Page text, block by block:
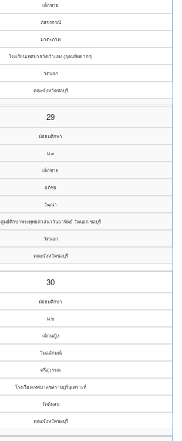
เด็กชาย
ภัสชรกรณ์
มาตะภาพ
โรงเรียนเทศบาลวัดกำแพง (อุดมพิทยากร)
วัดนอก
คณะจังหวัดชลบุรี
29
มัธยมศึกษา
ม.๓
เด็กชาย
อภิชัย
วัฒนา
ศูนย์ศึกษาพระพุทธศาสนาวันอาทิตย์ วัดนอก ชลบุรี
วัดนอก
คณะจังหวัดชลบุรี
30
มัธยมศึกษา
ม.๒
เด็กหญิง
วิมลลักษณ์
ศรีสุวรรณ
โรงเรียนเทศบาลชลราษฎร์นุเคราะห์
วัดต้นสน
คณะจังหวัดชลบุรี